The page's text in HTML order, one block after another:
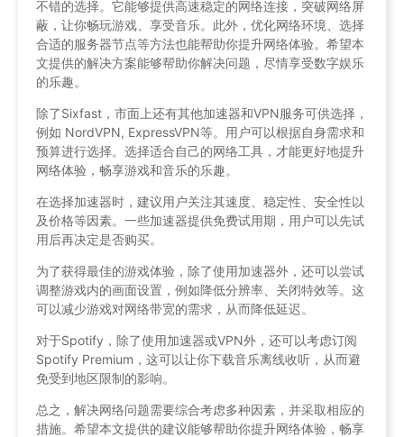
不错的选择。它能够提供高速稳定的网络连接，突破网络屏
蔽，让你畅玩游戏、享受音乐。此外，优化网络环境、选择
合适的服务器节点等方法也能帮助你提升网络体验。希望本
文提供的解决方案能够帮助你解决问题，尽情享受数字娱乐
的乐趣。
除了Sixfast，市面上还有其他加速器和VPN服务可供选择，
例如 NordVPN, ExpressVPN等。用户可以根据自身需求和
预算进行选择。选择适合自己的网络工具，才能更好地提升
网络体验，畅享游戏和音乐的乐趣。
在选择加速器时，建议用户关注其速度、稳定性、安全性以
及价格等因素。一些加速器提供免费试用期，用户可以先试
用后再决定是否购买。
为了获得最佳的游戏体验，除了使用加速器外，还可以尝试
调整游戏内的画面设置，例如降低分辨率、关闭特效等。这
可以减少游戏对网络带宽的需求，从而降低延迟。
对于Spotify，除了使用加速器或VPN外，还可以考虑订阅
Spotify Premium，这可以让你下载音乐离线收听，从而避
免受到地区限制的影响。
总之，解决网络问题需要综合考虑多种因素，并采取相应的
措施。希望本文提供的建议能够帮助你提升网络体验，畅享